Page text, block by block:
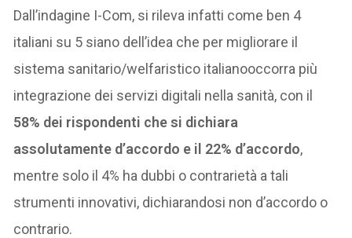
Dall’indagine I-Com, si rileva infatti come ben 4
italiani su 5 siano dell’idea che per migliorare il
sistema sanitario/welfaristico italianooccorra più
integrazione dei servizi digitali nella sanità, con il
58% dei rispondenti che si dichiara
assolutamente d’accordo e il 22% d’accordo,
mentre solo il 4% ha dubbi o contrarietà a tali
strumenti innovativi, dichiarandosi non d’accordo o
contrario.